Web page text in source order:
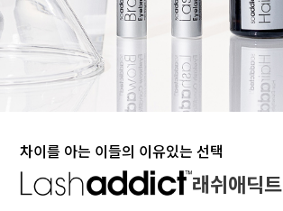
차이를 아는 이들의 이유있는 선택
래쉬애딕트